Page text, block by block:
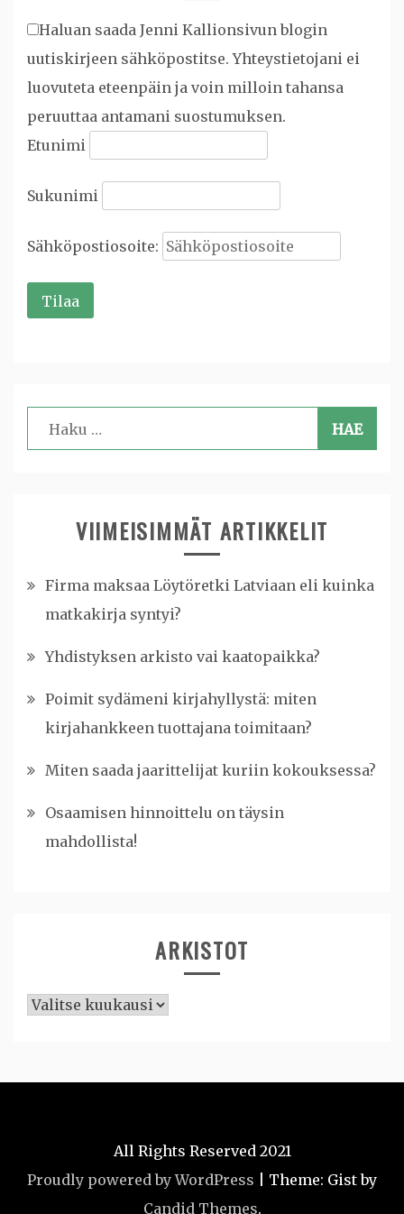
Haluan saada Jenni Kallionsivun blogin
uutiskirjeen sähköpostitse. Yhteystietojani ei
luovuteta eteenpäin ja voin milloin tahansa
peruuttaa antamani suostumuksen.
Etunimi
Sukunimi
Sähköpostiosoite:
Haku:
VIIMEISIMMÄT ARTIKKELIT
Firma maksaa Löytöretki Latviaan eli kuinka
matkakirja syntyi?
Yhdistyksen arkisto vai kaatopaikka?
Poimit sydämeni kirjahyllystä: miten
kirjahankkeen tuottajana toimitaan?
Miten saada jaarittelijat kuriin kokouksessa?
Osaamisen hinnoittelu on täysin
mahdollista!
ARKISTOT
Arkistot
All Rights Reserved 2021
Proudly powered by WordPress
Theme: Gist by
Candid Themes.